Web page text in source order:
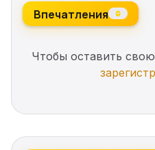
Впечатления 0
Чтобы оставить